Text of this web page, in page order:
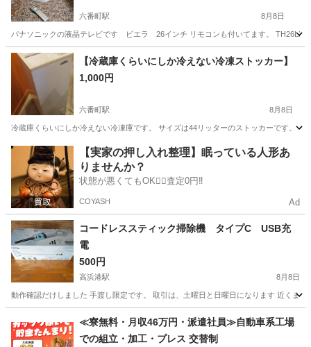
六番町駅 8月8日
パナソニックの液晶テレビです ビエラ 26インチ リモコンも付いてます。
愛知 名古屋市 六番町駅 テレビ
【冷蔵庫くらいにしか冷えない冷凍ストッカー】
1,000円
六番町駅 8月8日
冷蔵庫くらいにしか冷えない冷凍庫です。 サイズは44リッターのストッカーです。
愛知 名古屋市 六番町駅 キッチン家電
【実家の押し入れ整理】眠っている人形あ
りませんか？
状態が悪くてもOK🙆‍♀️査定0円‼️
COYASH Ad
コードレススティック掃除機 タイプC USB充
電
500円
高浜港駅 8月8日
動作確認だけしました 手渡し限定です。 取引は、土曜日と日曜日になります 近くま
高浜港駅 生活家電
≪寮無料・月収46万円・派遣社員≫自動車系工場
での組立・加工・プレス 交替制